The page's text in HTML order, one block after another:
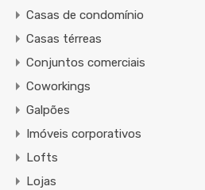
Casas de condomínio
Casas térreas
Conjuntos comerciais
Coworkings
Galpões
Imóveis corporativos
Lofts
Lojas